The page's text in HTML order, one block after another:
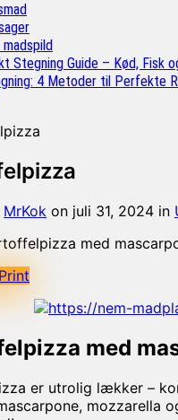
madspild
Stegning Guide – Kød, Fisk
4 Metoder til Perfekte
MrKok on juli 31, 2024 in
Print
med
er utrolig lækker –
mozzarella